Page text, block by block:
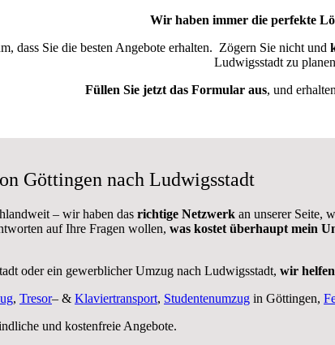
Wir haben immer die perfekte
dass Sie die besten Angebote erhalten. Zögern Sie nicht und
Ludwigsstadt zu
Füllen Sie jetzt das Formular aus, und
Göttingen nach Ludwigsstadt
– wir haben das richtige Netzwerk an unserer Seite,
auf Ihre Fragen wollen, was kostet überhaupt mein
oder ein gewerblicher Umzug nach Ludwigsstadt, wir helfen
, Tresor– & Klaviertransport, Studentenumzug in Göttingen,
und kostenfreie Angebote.